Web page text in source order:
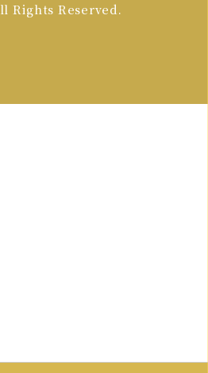
Rights Reserved.